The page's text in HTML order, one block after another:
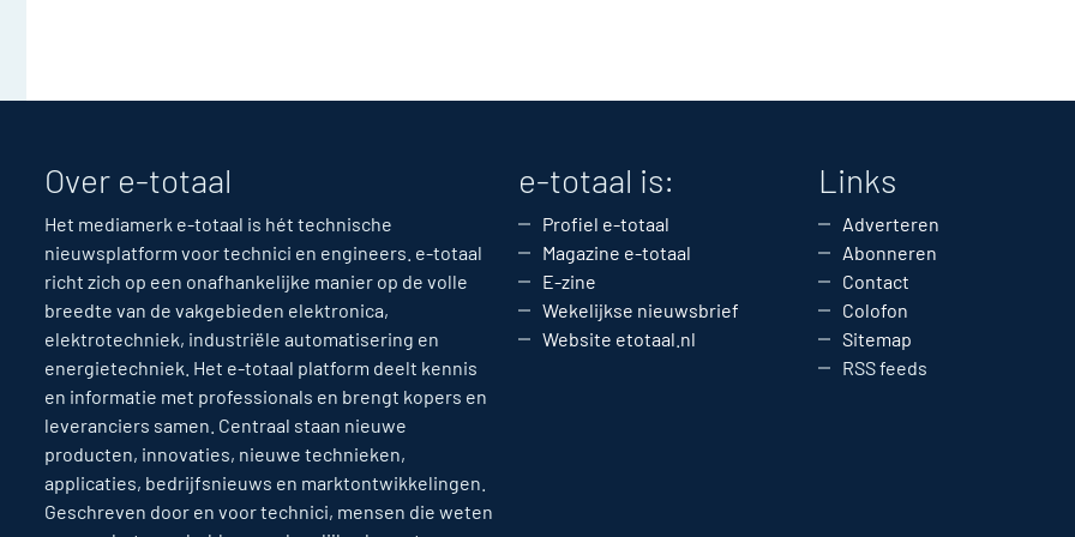
Over e-totaal
Het mediamerk e-totaal is hét technische
nieuwsplatform voor technici en engineers. e-totaal
richt zich op een onafhankelijke manier op de volle
breedte van de vakgebieden elektronica,
elektrotechniek, industriële automatisering en
energietechniek. Het e-totaal platform deelt kennis
en informatie met professionals en brengt kopers en
leveranciers samen. Centraal staan nieuwe
producten, innovaties, nieuwe technieken,
applicaties, bedrijfsnieuws en marktontwikkelingen.
Geschreven door en voor technici, mensen die weten
e-totaal is:
Profiel e-totaal
Magazine e-totaal
E-zine
Wekelijkse nieuwsbrief
Website etotaal.nl
Links
Adverteren
Abonneren
Contact
Colofon
Sitemap
RSS feeds